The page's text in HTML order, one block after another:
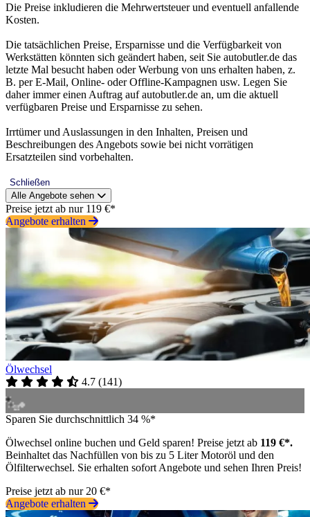
Die Preise inkludieren die Mehrwertsteuer und eventuell anfallende
Kosten.
Die tatsächlichen Preise, Ersparnisse und die Verfügbarkeit von
Werkstätten könnten sich geändert haben, seit Sie autobutler.de das
letzte Mal besucht haben oder Werbung von uns erhalten haben, z.
B. per E-Mail, Online- oder Offline-Kampagnen usw. Legen Sie
daher immer einen Auftrag auf autobutler.de an, um die aktuell
verfügbaren Preise und Ersparnisse zu sehen.
Irrtümer und Auslassungen in den Inhalten, Preisen und
Beschreibungen des Angebots sowie bei nicht vorrätigen
Ersatzteilen sind vorbehalten.
Schließen
Alle Angebote sehen
Preise jetzt ab nur 119 €*
Angebote erhalten
Ölwechsel
4.7 (141)
Sparen Sie durchschnittlich 34 %*
Ölwechsel online buchen und Geld sparen! Preise jetzt ab 119 €*.
Beinhaltet das Nachfüllen von bis zu 5 Liter Motoröl und den
Ölfilterwechsel. Sie erhalten sofort Angebote und sehen Ihren Preis!
Preise jetzt ab nur 20 €*
Angebote erhalten